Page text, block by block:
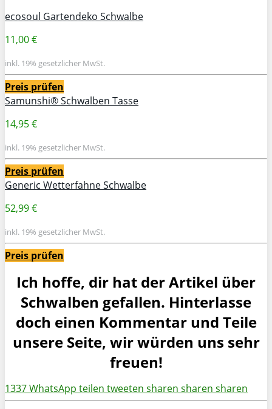
ecosoul Gartendeko Schwalbe
11,00 €
inkl. 19% gesetzlicher MwSt.
Preis prüfen
Samunshi® Schwalben Tasse
14,95 €
inkl. 19% gesetzlicher MwSt.
Preis prüfen
Generic Wetterfahne Schwalbe
52,99 €
inkl. 19% gesetzlicher MwSt.
Preis prüfen
Ich hoffe, dir hat der Artikel über
Schwalben gefallen. Hinterlasse
doch einen Kommentar und Teile
unsere Seite, wir würden uns sehr
freuen!
1337WhatsApp teilen tweeten sharen sharen sharen